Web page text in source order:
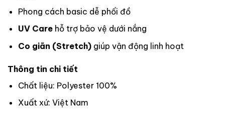
Phong cách basic dễ phối đồ
UV Carehỗ trợ bảo vệ dưới nắng
Co giãn (Stretch)giúp vận động linh hoạt
Thông tin chi tiết
Chất liệu: Polyester 100%
Xuất xứ: Việt Nam